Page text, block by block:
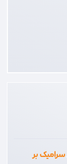
سرامیک بر